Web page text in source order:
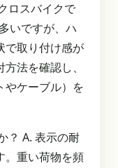
ロスバイクで
いですが、ハ
で取り付け感が
法を確認し、
やケーブル）を
？ A. 表示の耐
。重い荷物を頻